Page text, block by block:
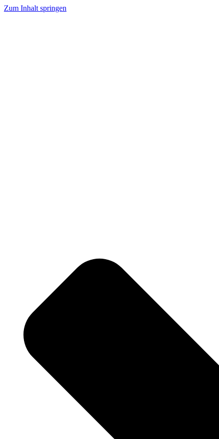
Zum Inhalt springen